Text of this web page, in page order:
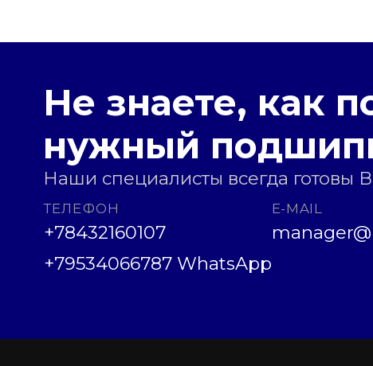
Не знаете, как
нужный
Наши специалисты всегда готовы
ТЕЛЕФОН
+78432160107
+79534066787 WhatsApp
E-MAIL